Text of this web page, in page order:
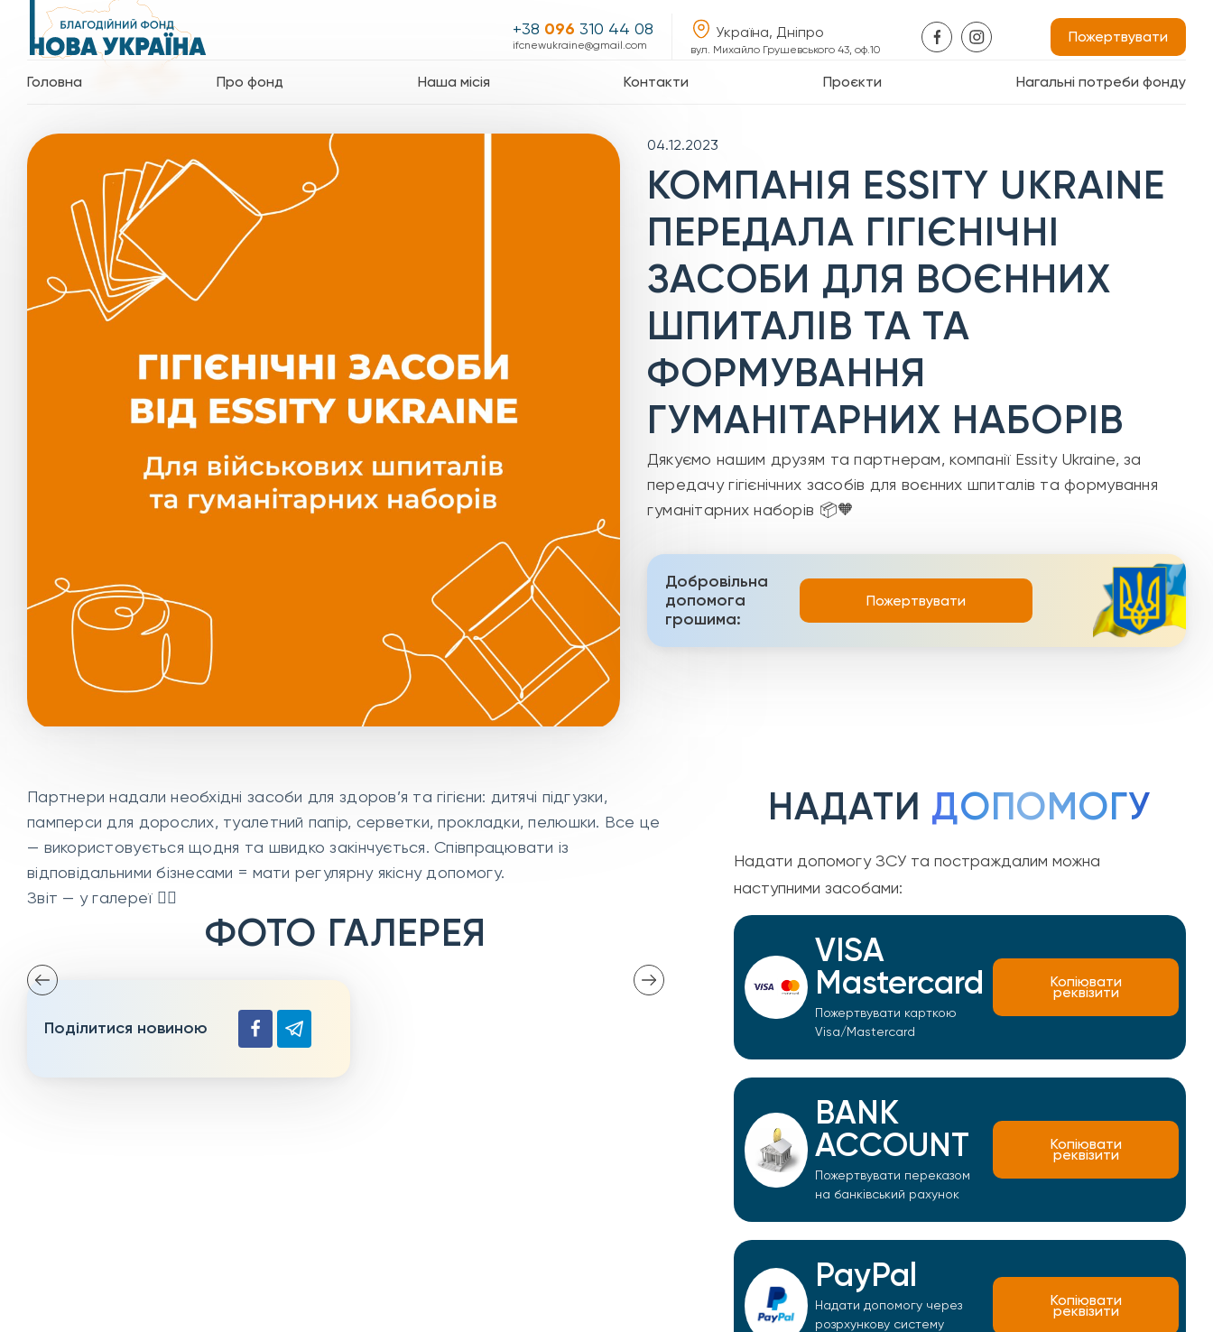
Головна Про фонд Наша місія Контакти Проєкти Нагальні потреби фонду
+38 096 310 44 08
ifcnewukraine@gmail.com
Україна, Дніпро
вул. Михайло Грушевського 43, оф.10
Пожертвувати
04.12.2023
КОМПАНІЯ ESSITY UKRAINE
ПЕРЕДАЛА ГІГІЄНІЧНІ
ЗАСОБИ ДЛЯ ВОЄННИХ
ШПИТАЛІВ ТА ТА
ФОРМУВАННЯ
ГУМАНІТАРНИХ НАБОРІВ
Дякуємо нашим друзям та партнерам, компанії Essity Ukraine, за
передачу гігієнічних засобів для воєнних шпиталів та формування
гуманітарних наборів 📦🧡
Добровільна
допомога
грошима:
Пожертвувати
Партнери надали необхідні засоби для здоров’я та гігієни: дитячі підгузки,
памперси для дорослих, туалетний папір, серветки, прокладки, пелюшки. Все це
— використовується щодня та швидко закінчується. Співпрацювати із
відповідальними бізнесами = мати регулярну якісну допомогу.
Звіт — у галереї 👉🏻
ФОТО ГАЛЕРЕЯ
Поділитися новиною
НАДАТИ ДОПОМОГУ
Надати допомогу ЗСУ та постраждалим можна
наступними засобами:
VISA
Mastercard
Пожертвувати карткою
Visa/Mastercard
Копіювати
реквізити
BANK
ACCOUNT
Пожертвувати переказом
на банківський рахунок
Копіювати
реквізити
PayPal
Надати допомогу через
розрхункову систему
Копіювати
реквізити